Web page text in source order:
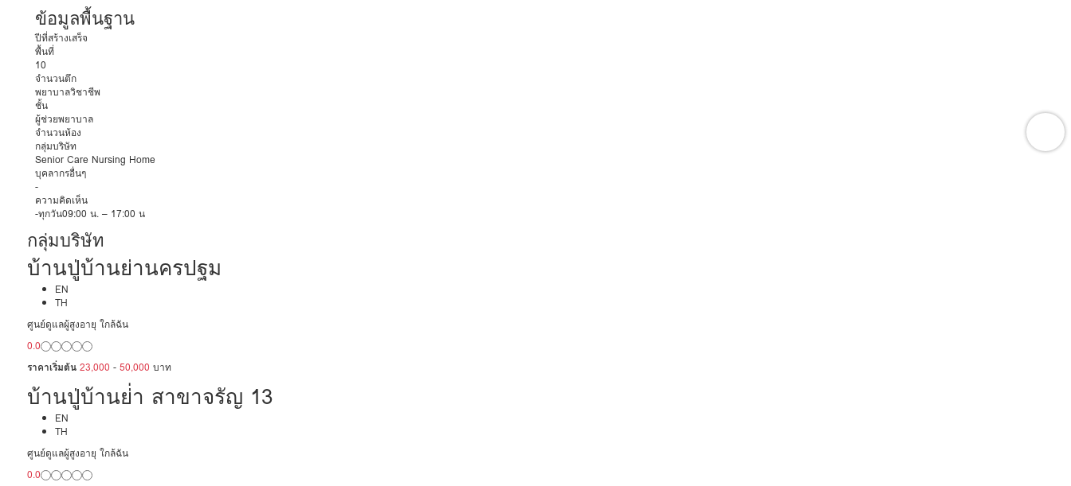
ข้อมูลพื้นฐาน
ปีที่สร้างเสร็จ
พื้นที่
10
จำนวนตึก
พยาบาลวิชาชีพ
ชั้น
ผู้ช่วยพยาบาล
จำนวนห้อง
กลุ่มบริษัท
Senior Care Nursing Home
บุคลากรอื่นๆ
-
ความคิดเห็น
-ทุกวัน09:00 น. – 17:00 น
กลุ่มบริษัท
บ้านปู่บ้านย่านครปฐม
EN
TH
ศูนย์ดูแลผู้สูงอายุ ใกล้ฉัน
0.0
ราคาเริ่มต้น 23,000 - 50,000 บาท
บ้านปู่บ้านย่่า สาขาจรัญ 13
EN
TH
ศูนย์ดูแลผู้สูงอายุ ใกล้ฉัน
0.0